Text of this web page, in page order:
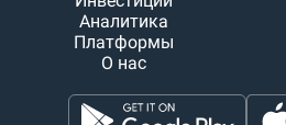
Аналитика
Платформы
О нас